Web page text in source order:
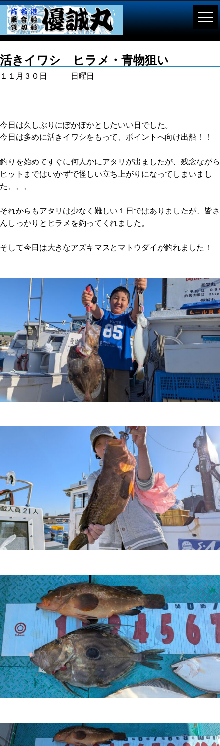
活きイワシ ヒラメ・青物狙い
１１月３０日 日曜日
今日は久しぶりにぽかぽかとしたいい日でした。
今日は多めに活きイワシをもって、ポイントへ向け出船！！
釣りを始めてすぐに何人かにアタリが出ましたが、残念ながら
ヒットまではいかずで怪しい立ち上がりになってしまいまし
た、、、
それからもアタリは少なく難しい１日ではありましたが、皆さ
んしっかりとヒラメを釣ってくれました。
そして今日は大きなアズキマスとマトウダイが釣れました！